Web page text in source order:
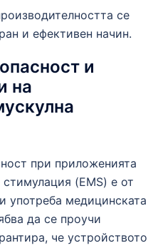
се
и ефективен начин.
и
на
при приложенията
(EMS) е от
употреба медицинската
да се проучи
че устройството